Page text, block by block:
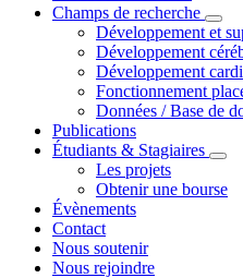
Champs de recherche
Développement et
Développement
Développement
Fonctionnement
Données / Base de
Publications
Étudiants & Stagiaires
Les projets
Obtenir une bourse
Évènements
Contact
Nous soutenir
Nous rejoindre